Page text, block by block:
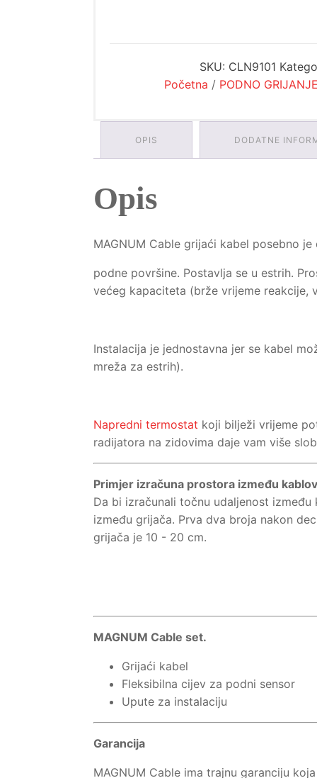
SKU: CLN9101
Početna / PODNO
OPIS DODATNE
Opis
MAGNUM Cable grijaći kabel posebno
podne površine. Postavlja se u estrih.
većeg kapaciteta (brže vrijeme reakcije,
Instalacija je jednostavna jer se kabel
mreža za estrih).
Napredni termostat koji bilježi vrijeme
radijatora na zidovima daje vam više
Primjer izračuna prostora između
Da bi izračunali točnu udaljenost
između grijača. Prva dva broja nakon
grijača je 10 - 20 cm.
MAGNUM Cable set.
Grijaći kabel
Fleksibilna cijev za podni sensor
Upute za instalaciju
Garancija
MAGNUM Cable ima trajnu garanciju